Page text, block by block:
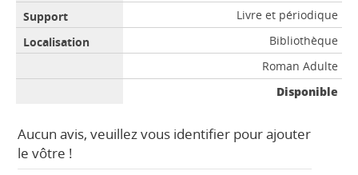
Livre et périodique
Bibliothèque
Roman Adulte
Disponible
Aucun avis, veuillez vous identifier pour ajouter
le vôtre !